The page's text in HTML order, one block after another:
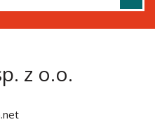
z o.o.